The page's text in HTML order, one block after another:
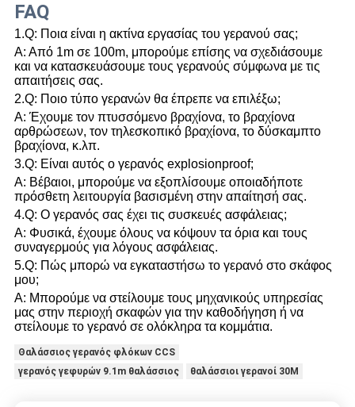
FAQ
1.Q: Ποια είναι η ακτίνα εργασίας του γερανού σας;
Α: Από 1m σε 100m, μπορούμε επίσης να σχεδιάσουμε
και να κατασκευάσουμε τους γερανούς σύμφωνα με τις
απαιτήσεις σας.
2.Q: Ποιο τύπο γερανών θα έπρεπε να επιλέξω;
Α: Έχουμε τον πτυσσόμενο βραχίονα, το βραχίονα
αρθρώσεων, τον τηλεσκοπικό βραχίονα, το δύσκαμπτο
βραχίονα, κ.λπ.
3.Q: Είναι αυτός ο γερανός explosionproof;
Α: Βέβαιοι, μπορούμε να εξοπλίσουμε οποιαδήποτε
πρόσθετη λειτουργία βασισμένη στην απαίτησή σας.
4.Q: Ο γερανός σας έχει τις συσκευές ασφάλειας;
Α: Φυσικά, έχουμε όλους να κόψουν τα όρια και τους
συναγερμούς για λόγους ασφάλειας.
5.Q: Πώς μπορώ να εγκαταστήσω το γερανό στο σκάφος
μου;
Α: Μπορούμε να στείλουμε τους μηχανικούς υπηρεσίας
μας στην περιοχή σκαφών για την καθοδήγηση ή να
στείλουμε το γερανό σε ολόκληρα τα κομμάτια.
Θαλάσσιος γερανός φλόκων CCS
γερανός γεφυρών 9.1m θαλάσσιος
θαλάσσιοι γερανοί 30M